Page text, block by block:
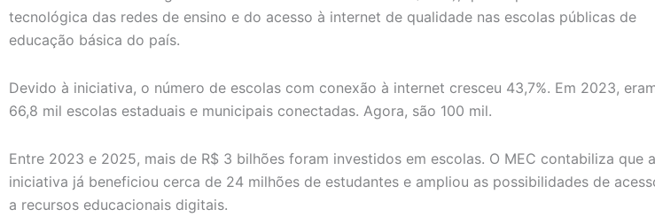
tecnológica das redes de ensino e do acesso à internet de qualidade nas escolas públicas de
educação básica do país.
Devido à iniciativa, o número de escolas com conexão à internet cresceu 43,7%. Em 2023,
66,8 mil escolas estaduais e municipais conectadas. Agora, são 100 mil.
Entre 2023 e 2025, mais de R$ 3 bilhões foram investidos em escolas. O MEC contabiliza que a
iniciativa já beneficiou cerca de 24 milhões de estudantes e ampliou as possibilidades de
a recursos educacionais digitais.